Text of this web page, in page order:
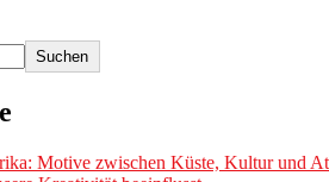
Suchen
Motive zwischen Küste, Kultur und